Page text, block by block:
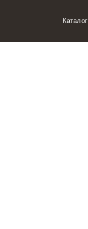
Каталог